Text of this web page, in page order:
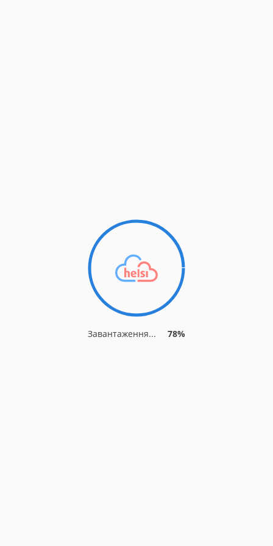
Завантаження... 84%